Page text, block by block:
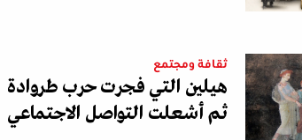
ثقافة ومجتمع
هيلين التي فجرت حرب طروادة
ثم أشعلت التواصل الاجتماعي